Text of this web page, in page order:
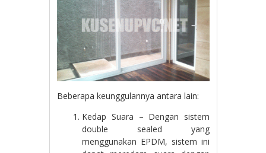
Beberapa keunggulannya antara lain:
Kedap Suara – Dengan sistem
double sealed yang
menggunakan EPDM, sistem ini